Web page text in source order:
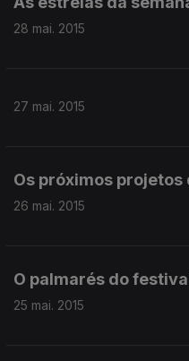
28 mai. 2015
27 mai. 2015
Os próximos projetos
26 mai. 2015
O palmarés do
25 mai. 2015